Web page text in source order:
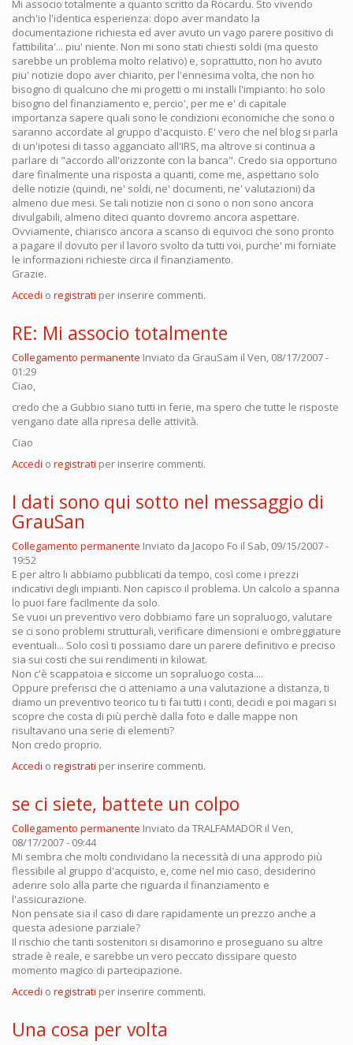
Mi associo totalmente a quanto scritto da Rocardu. Sto vivendo
anch'io l'identica esperienza: dopo aver mandato la
documentazione richiesta ed aver avuto un vago parere positivo di
fattibilita'... piu' niente. Non mi sono stati chiesti soldi (ma questo
sarebbe un problema molto relativo) e, soprattutto, non ho avuto
piu' notizie dopo aver chiarito, per l'ennesima volta, che non ho
bisogno di qualcuno che mi progetti o mi installi l'impianto: ho solo
bisogno del finanziamento e, percio', per me e' di capitale
importanza sapere quali sono le condizioni economiche che sono o
saranno accordate al gruppo d'acquisto. E' vero che nel blog si parla
di un'ipotesi di tasso agganciato all'IRS, ma altrove si continua a
parlare di "accordo all'orizzonte con la banca". Credo sia opportuno
dare finalmente una risposta a quanti, come me, aspettano solo
delle notizie (quindi, ne' soldi, ne' documenti, ne' valutazioni) da
almeno due mesi. Se tali notizie non ci sono o non sono ancora
divulgabili, almeno diteci quanto dovremo ancora aspettare.
Ovviamente, chiarisco ancora a scanso di equivoci che sono pronto
a pagare il dovuto per il lavoro svolto da tutti voi, purche' mi forniate
le informazioni richieste circa il finanziamento.
Grazie.
Accedi o registrati per inserire commenti.
RE: Mi associo totalmente
Collegamento permanente Inviato da GrauSam il Ven, 08/17/2007 -
01:29
Ciao,
credo che a Gubbio siano tutti in ferie, ma spero che tutte le risposte
vengano date alla ripresa delle attività.
Ciao
Accedi o registrati per inserire commenti.
I dati sono qui sotto nel messaggio di
GrauSan
Collegamento permanente Inviato da Jacopo Fo il Sab, 09/15/2007 -
19:52
E per altro li abbiamo pubblicati da tempo, così come i prezzi
indicativi degli impianti. Non capisco il problema. Un calcolo a spanna
lo puoi fare facilmente da solo.
Se vuoi un preventivo vero dobbiamo fare un sopraluogo, valutare
se ci sono problemi strutturali, verificare dimensioni e ombreggiature
eventuali... Solo così ti possiamo dare un parere definitivo e preciso
sia sui costi che sui rendimenti in kilowat.
Non c'è scappatoia e siccome un sopraluogo costa....
Oppure preferisci che ci atteniamo a una valutazione a distanza, ti
diamo un preventivo teorico tu ti fai tutti i conti, decidi e poi magari si
scopre che costa di più perchè dalla foto e dalle mappe non
risultavano una serie di elementi?
Non credo proprio.
Accedi o registrati per inserire commenti.
se ci siete, battete un colpo
Collegamento permanente Inviato da TRALFAMADOR il Ven,
08/17/2007 - 09:44
Mi sembra che molti condividano la necessità di una approdo più
flessibile al gruppo d'acquisto, e, come nel mio caso, desiderino
aderire solo alla parte che riguarda il finanziamento e
l'assicurazione.
Non pensate sia il caso di dare rapidamente un prezzo anche a
questa adesione parziale?
Il rischio che tanti sostenitori si disamorino e proseguano su altre
strade è reale, e sarebbe un vero peccato dissipare questo
momento magico di partecipazione.
Accedi o registrati per inserire commenti.
Una cosa per volta